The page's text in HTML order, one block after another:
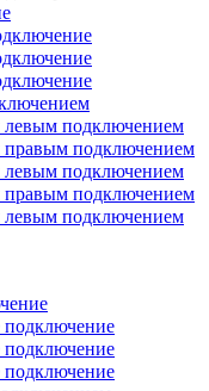
левым подключением
правым подключением
левым подключением
правым подключением
левым подключением
подключение
подключение
подключение